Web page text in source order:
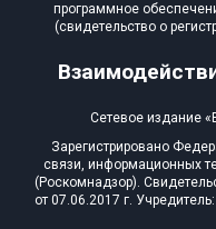
программное
(свидетельство о
Сетевое издание
Зарегистрировано
связи, информационных
(Роскомнадзор).
от 07.06.2017 г.